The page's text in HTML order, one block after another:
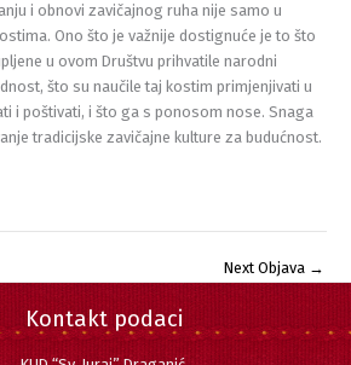
i obnovi zavičajnog ruha nije samo u
Ono što je važnije dostignuće je to što
u ovom Društvu prihvatile narodni
što su naučile taj kostim primjenjivati u
i poštivati, i što ga s ponosom nose. Snaga
tradicijske zavičajne kulture za budućnost.
Next Objava →
Kontakt podaci